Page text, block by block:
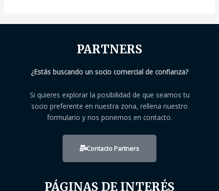
PARTNERS
¿Estás buscando un socio comercial de confianza?
Si quieres explorar la posibilidad de que seamos tu
socio preferente en nuestra zona, rellena nuestro
formulario y nos ponemos en contacto.
Contacto Partners
PÁGINAS DE INTERÉS